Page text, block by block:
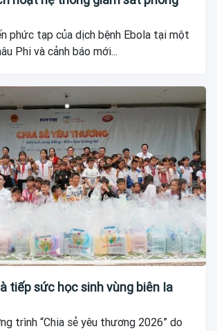
phức tạp của dịch bệnh Ebola tại một
Phi và cảnh báo mới...
tiếp sức học sinh vùng biên Ia
trình “Chia sẻ yêu thương 2026” do